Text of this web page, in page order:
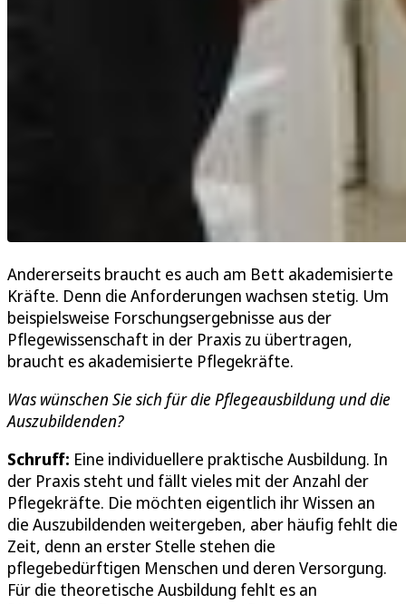
Andererseits braucht es auch am Bett akademisierte
Kräfte. Denn die Anforderungen wachsen stetig. Um
beispielsweise Forschungsergebnisse aus der
Pflegewissenschaft in der Praxis zu übertragen,
braucht es akademisierte Pflegekräfte.
Was wünschen Sie sich für die Pflegeausbildung und die
Auszubildenden?
Schruff: Eine individuellere praktische Ausbildung. In
der Praxis steht und fällt vieles mit der Anzahl der
Pflegekräfte. Die möchten eigentlich ihr Wissen an
die Auszubildenden weitergeben, aber häufig fehlt die
Zeit, denn an erster Stelle stehen die
pflegebedürftigen Menschen und deren Versorgung.
Für die theoretische Ausbildung fehlt es an